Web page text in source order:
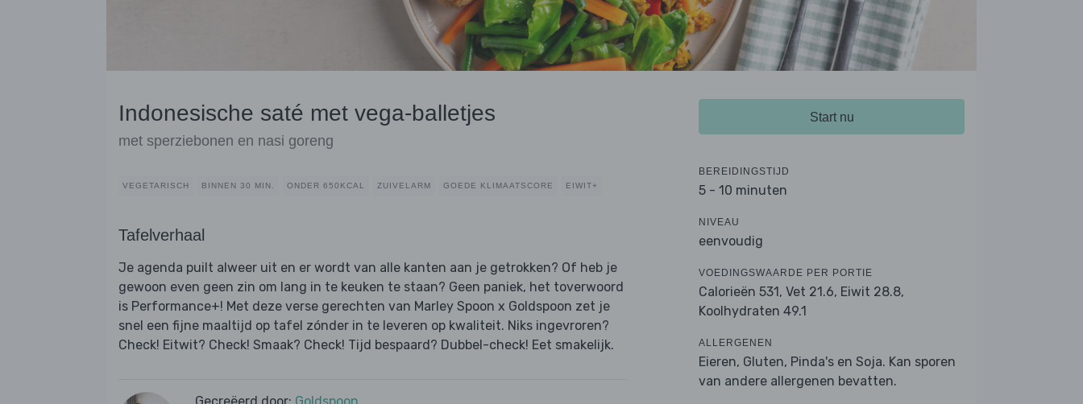
Indonesische saté met vega-balletjes
met sperziebonen en nasi goreng
VEGETARISCH BINNEN 30 MIN. ONDER 650KCAL ZUIVELARM GOEDE KLIMAATSCORE EIWIT+
Tafelverhaal
Je agenda puilt alweer uit en er wordt van alle kanten aan je getrokken? Of heb je
gewoon even geen zin om lang in te keuken te staan? Geen paniek, het toverwoord
is Performance+! Met deze verse gerechten van Marley Spoon x Goldspoon zet je
snel een fijne maaltijd op tafel zónder in te leveren op kwaliteit. Niks ingevroren?
Check! Eitwit? Check! Smaak? Check! Tijd bespaard? Dubbel-check! Eet smakelijk.
Start nu
BEREIDINGSTIJD
5 - 10 minuten
NIVEAU
eenvoudig
VOEDINGSWAARDE PER PORTIE
Calorieën 531, Vet 21.6, Eiwit 28.8,
Koolhydraten 49.1
ALLERGENEN
Eieren, Gluten, Pinda's en Soja. Kan sporen
van andere allergenen bevatten.